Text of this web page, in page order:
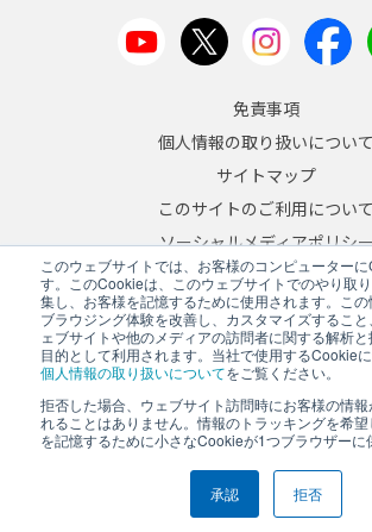
このウェブサイトでは、お客様のコンピューター
す。このCookieは、このウェブサイトでのやり取
集し、お客様を記憶するために使用されます。こ
ブラウジング体験を改善し、カスタマイズするこ
ェブサイトや他のメディアの訪問者に関する解析
目的として利用されます。当社で使用するCookieに
個人情報の取り扱いについてをご覧ください。
拒否した場合、ウェブサイト訪問時にお客様の情
れることはありません。情報のトラッキングを希
を記憶するために小さなCookieが1つブラウザーに
承認 拒否
免責事項
個人情報の取り扱いについて
サイトマップ
このサイトのご利用について
ソーシャルメディアポリシ
反社会的勢力への対応につい
JA/EN
Copyright © 2026 A&D Company,
PCサイトを表示する